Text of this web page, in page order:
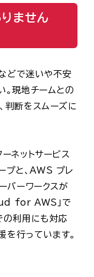
ません
どで迷いや不安
。現地チームとの
判断をスムーズに
ネットサービス
プと、AWS プレ
バーワークスが
for AWS」で
の利用にも対応
を行っています。